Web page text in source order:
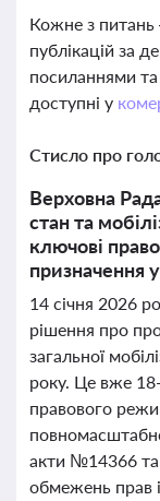
Кожне з питань
публікацій за
посиланнями
доступні у
Стисло про
Верховна
стан та
ключові
призначення
14 січня 2026
рішення про
загальної
року. Це вже
правового
акти №14366
обмежень прав